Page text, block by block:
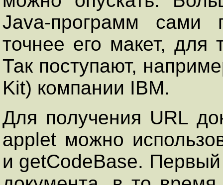
Java-программ сами
точнее его макет, для
Так поступают,
Kit) компании IВМ.
Для получения URL
аррlet можно
и getCodeBase.